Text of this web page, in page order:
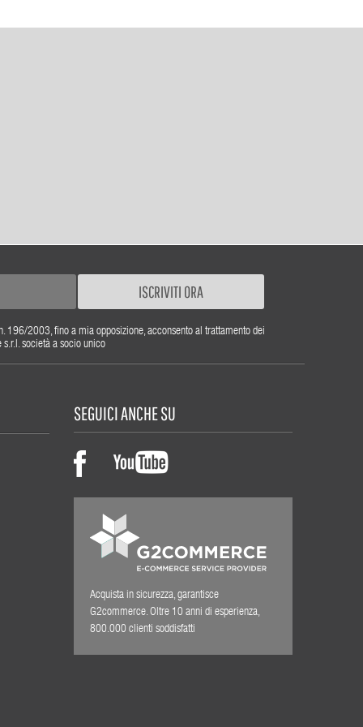
ISCRIVITI ORA
196/2003, fino a mia opposizione, acconsento al trattamento dei
società a socio unico
SEGUICI ANCHE SU
Acquista in sicurezza, garantisce
G2commerce. Oltre 10 anni di esperienza,
800.000 clienti soddisfatti